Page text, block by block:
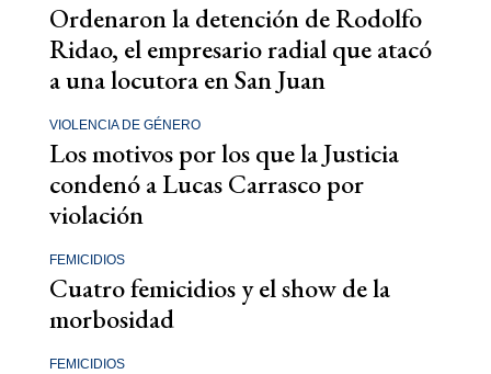
Ordenaron la detención de Rodolfo
Ridao, el empresario radial que atacó
a una locutora en San Juan
VIOLENCIA DE GÉNERO
Los motivos por los que la Justicia
condenó a Lucas Carrasco por
violación
FEMICIDIOS
Cuatro femicidios y el show de la
morbosidad
FEMICIDIOS